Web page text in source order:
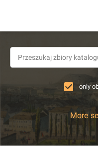
only
More